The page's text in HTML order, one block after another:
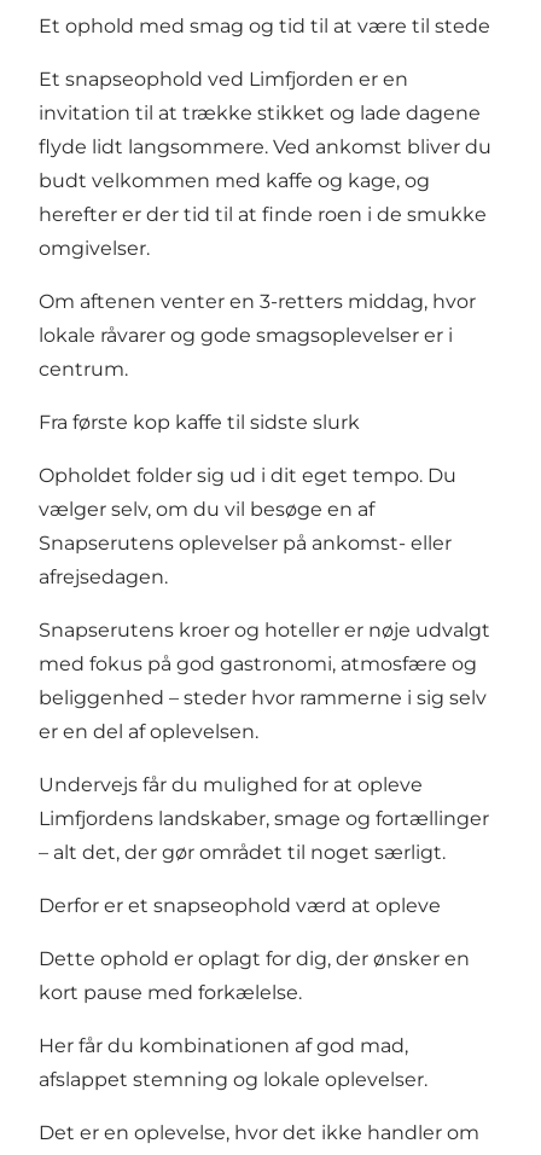
Et ophold med smag og tid til at være til stede
Et snapseophold ved Limfjorden er en
invitation til at trække stikket og lade dagene
flyde lidt langsommere. Ved ankomst bliver du
budt velkommen med kaffe og kage, og
herefter er der tid til at finde roen i de smukke
omgivelser.
Om aftenen venter en 3-retters middag, hvor
lokale råvarer og gode smagsoplevelser er i
centrum.
Fra første kop kaffe til sidste slurk
Opholdet folder sig ud i dit eget tempo. Du
vælger selv, om du vil besøge en af
Snapserutens oplevelser på ankomst- eller
afrejsedagen.
Snapserutens kroer og hoteller er nøje udvalgt
med fokus på god gastronomi, atmosfære og
beliggenhed – steder hvor rammerne i sig selv
er en del af oplevelsen.
Undervejs får du mulighed for at opleve
Limfjordens landskaber, smage og fortællinger
– alt det, der gør området til noget særligt.
Derfor er et snapseophold værd at opleve
Dette ophold er oplagt for dig, der ønsker en
kort pause med forkælelse.
Her får du kombinationen af god mad,
afslappet stemning og lokale oplevelser.
Det er en oplevelse, hvor det ikke handler om